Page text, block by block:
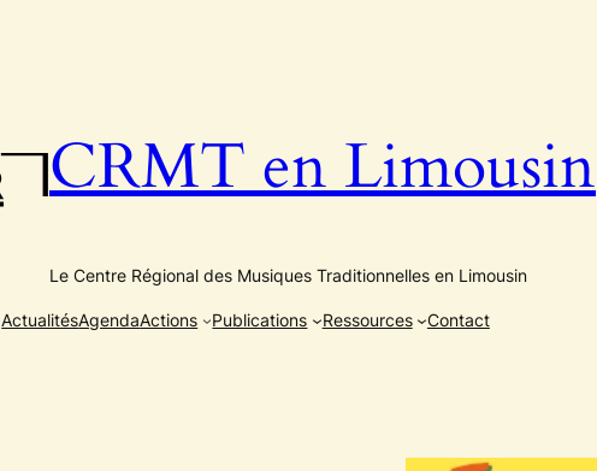
CRMT en Limousin
Le Centre Régional des Musiques Traditionnelles en Limousin
ActualitésAgendaActions Publications Ressources Contact